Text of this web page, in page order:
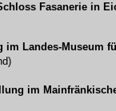
Fasanerie in
im Landes-Museum
im